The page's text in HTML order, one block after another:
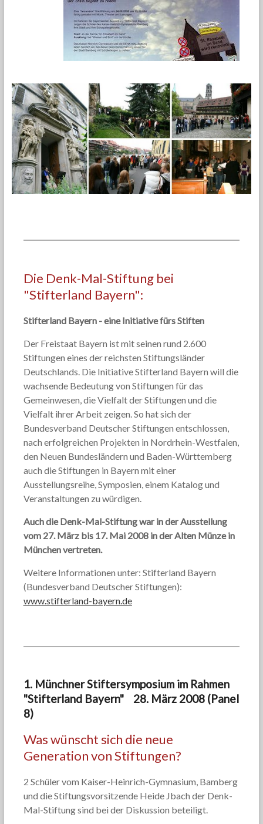
Die Denk-Mal-Stiftung bei
"Stifterland Bayern":
Stifterland Bayern - eine Initiative fürs Stiften
Der Freistaat Bayern ist mit seinen rund 2.600
Stiftungen eines der reichsten Stiftungsländer
Deutschlands. Die Initiative Stifterland Bayern will die
wachsende Bedeutung von Stiftungen für das
Gemeinwesen, die Vielfalt der Stiftungen und die
Vielfalt ihrer Arbeit zeigen. So hat sich der
Bundesverband Deutscher Stiftungen entschlossen,
nach erfolgreichen Projekten in Nordrhein-Westfalen,
den Neuen Bundesländern und Baden-Württemberg
auch die Stiftungen in Bayern mit einer
Ausstellungsreihe, Symposien, einem Katalog und
Veranstaltungen zu würdigen.
Auch die Denk-Mal-Stiftung war in der Ausstellung
vom 27. März bis 17. Mai 2008 in der Alten Münze in
München vertreten.
Weitere Informationen unter: Stifterland Bayern
(Bundesverband Deutscher Stiftungen):
www.stifterland-bayern.de
1. Münchner Stiftersymposium im Rahmen
"Stifterland Bayern" 28. März 2008 (Panel
8)
Was wünscht sich die neue
Generation von Stiftungen?
2 Schüler vom Kaiser-Heinrich-Gymnasium, Bamberg
und die Stiftungsvorsitzende Heide Jbach der Denk-
Mal-Stiftung sind bei der Diskussion beteiligt.